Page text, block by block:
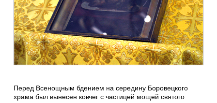
Перед Всенощным бдением на середину Боровецкого
храма был вынесен ковчег с частицей мощей святого